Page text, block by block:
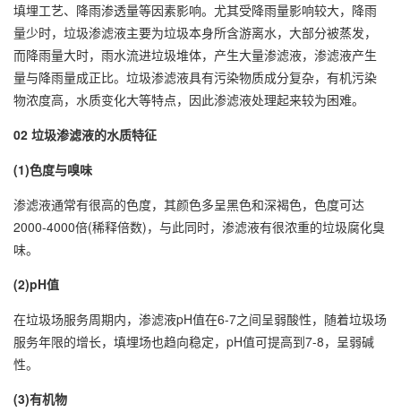
填埋工艺、降雨渗透量等因素影响。尤其受降雨量影响较大，降雨
量少时，垃圾渗滤液主要为垃圾本身所含游离水，大部分被蒸发，
而降雨量大时，雨水流进垃圾堆体，产生大量渗滤液，渗滤液产生
量与降雨量成正比。垃圾渗滤液具有污染物质成分复杂，有机污染
物浓度高，水质变化大等特点，因此渗滤液处理起来较为困难。
02 垃圾渗滤液的水质特征
(1)色度与嗅味
渗滤液通常有很高的色度，其颜色多呈黑色和深褐色，色度可达
2000-4000倍(稀释倍数)，与此同时，渗滤液有很浓重的垃圾腐化臭
味。
(2)pH值
在垃圾场服务周期内，渗滤液pH值在6-7之间呈弱酸性，随着垃圾场
服务年限的增长，填埋场也趋向稳定，pH值可提高到7-8，呈弱碱
性。
(3)有机物